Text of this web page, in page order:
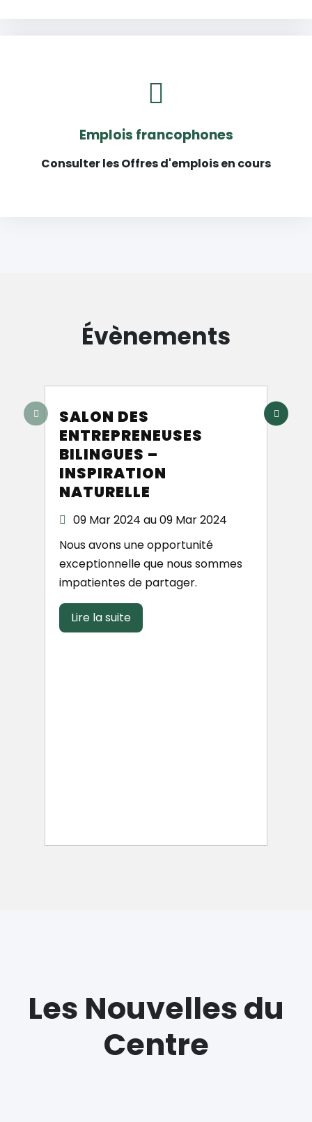
Emplois francophones
Consulter les Offres d'emplois en cours
Évènements
SALON DES
ENTREPRENEUSES
BILINGUES –
INSPIRATION
NATURELLE
09 Mar 2024 au 09 Mar 2024
Nous avons une opportunité
exceptionnelle que nous sommes
impatientes de partager.
Lire la suite
Les Nouvelles du
Centre